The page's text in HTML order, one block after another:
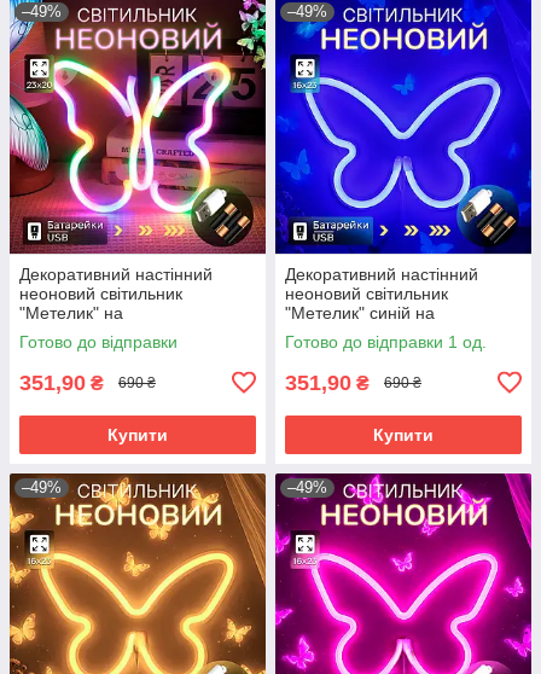
–49%
Декоративний настінний
неоновий світильник
"Метелик" на
батарейках/USB
22.5*2*19.5cm
Готово до відправки
351,90 ₴ 690 ₴
Купити
–49%
Декоративний настінний
неоновий світильник
"Метелик" синій на
батарейках/USB 15.4*22.6 см
Готово до відправки 1 од.
351,90 ₴ 690 ₴
Купити
–49% –49%